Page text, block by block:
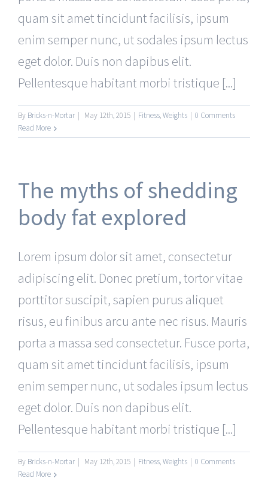
quam sit amet tincidunt facilisis, ipsum
enim semper nunc, ut sodales ipsum lectus
eget dolor. Duis non dapibus elit.
Pellentesque habitant morbi tristique [...]
By Bricks-n-Mortar | May 12th, 2015 | Fitness,Weights | 0 Comments
Read More
The myths of shedding
body fat explored
Lorem ipsum dolor sit amet, consectetur
adipiscing elit. Donec pretium, tortor vitae
porttitor suscipit, sapien purus aliquet
risus, eu finibus arcu ante nec risus. Mauris
porta a massa sed consectetur. Fusce porta,
quam sit amet tincidunt facilisis, ipsum
enim semper nunc, ut sodales ipsum lectus
eget dolor. Duis non dapibus elit.
Pellentesque habitant morbi tristique [...]
By Bricks-n-Mortar | May 12th, 2015 | Fitness,Weights | 0 Comments
Read More